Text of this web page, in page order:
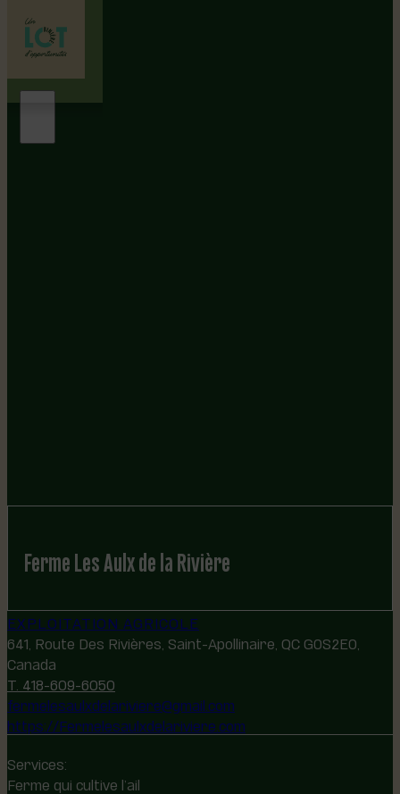
Ferme Les Aulx de la Rivière
EXPLOITATION AGRICOLE
641, Route Des Rivières, Saint-Apollinaire, QC G0S2E0,
Canada
T. 418-609-6050
fermelesaulxdelariviere@gmail.com
https://Fermelesaulxdelariviere.com
Services:
Ferme qui cultive l’ail